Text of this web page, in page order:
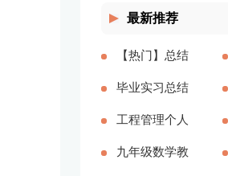
最新推荐
【热门】总结
工作计划范文
汇编十篇(全
文共17158字)
毕业实习总结
【精】(全文
共30281字)
工程管理个人
总结15篇(全
九年级数学教